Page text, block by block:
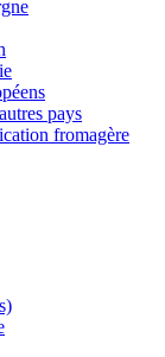
pays
fromagère